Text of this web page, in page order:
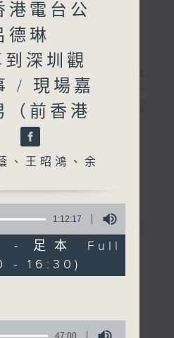
?
鴻、余俊延、陳師正
港電台公
德琳
深圳觀
/ 現場嘉
（前香港
、王昭鴻、余
1:12:17
- 足本 Full
- 16:30)
47:00